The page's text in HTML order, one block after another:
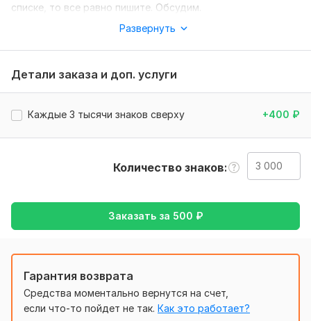
списке, то все равно пишите. Обсудим.
Для быстрого и качественного выполнения Вашего заказа
нужные файлы, ссылки и доступы.
пропорционально общему количеству знаков.
Тематика: Недвижимость,Строительство,Товары и
с Немецкого на Английский
Развернуть
Детали заказа и доп. услуги
Каждые 3 тысячи знаков сверху +400 ₽
Количество знаков
Заказать за 500 ₽
Гарантия возврата
Средства моментально вернутся на счет,
если что-то пойдет не так. Как это работает?